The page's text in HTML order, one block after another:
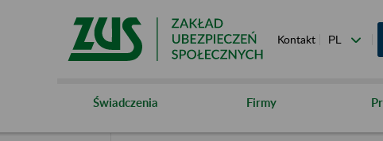
Kontakt
Świadczenia Firmy